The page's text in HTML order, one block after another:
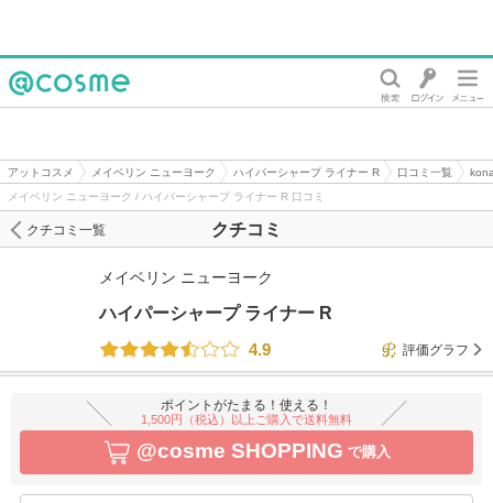
アットコスメ メイベリン ニューヨーク ハイパーシャープ ライナー R 口コミ一覧
メイベリン ニューヨーク / ハイパーシャープ ライナー R 口コミ
クチコミ
クチコミ一覧
メイベリン ニューヨーク
ハイパーシャープ ライナー R
4.9
評価グラフ
ポイントがたまる！使える！
1,500円（税込）以上ご購入で送料無料
@cosme SHOPPING で購入